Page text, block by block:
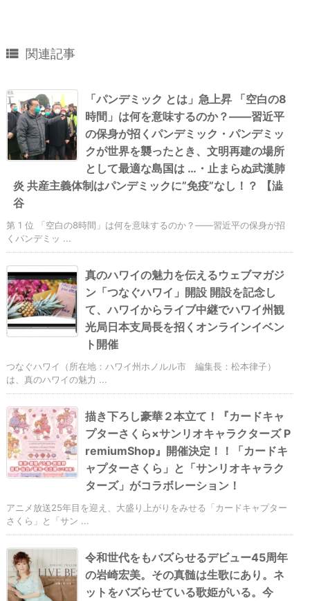
 関連記事
「パンデミック とは」急上昇 「空白の8
時間」は何を意味するのか？――習近平
の保身が招くパンデミック・パンデミッ
クが世界を襲ったとき、文明再建の場所
として最適な島国は …・止まらぬ武漢肺
炎 共産主義体制はパンデミックに”免疫”なし！？ 【澁
谷
第 1 位 「空白の8時間」は何を意味するのか？――習近平の保身が招
くパンデミッ ...
真のハワイの魅力を伝えるウェブマガジ
ン「つなぐハワイ」開設 開設を記念し
て、ハワイからライブ中継でハワイ州観
光局日本支局長を招くオンラインイベン
ト開催
つなぐハワイ（所在地：ハワイ州ホノルル市 編集長：松本律子）
は、真のハワイの魅力 ...
描き下ろし豪華２本立て！『カードキャ
プターさくら×サンリオキャラクターズ P
remiumShop』開催決定！！「カードキ
ャプターさくら」と「サンリオキャラク
ターズ」がコラボレーション！
アニメ放送25年目を迎え、大盛り上がりをみせる「カードキャプター
さくら」と「サン ...
令和世代をもバズらせるデビュー45周年
の岩崎宏美。その真髄は生歌にあり。ネ
ットをバズらせている歌姫がいる。今